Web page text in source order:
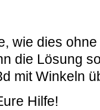
wie dies
die Lösung
mit Winkeln
Hilfe!